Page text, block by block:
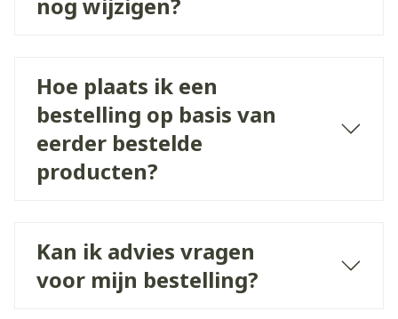
Hoe plaats ik een
bestelling op basis van
eerder bestelde
producten?
Kan ik advies vragen
voor mijn bestelling?